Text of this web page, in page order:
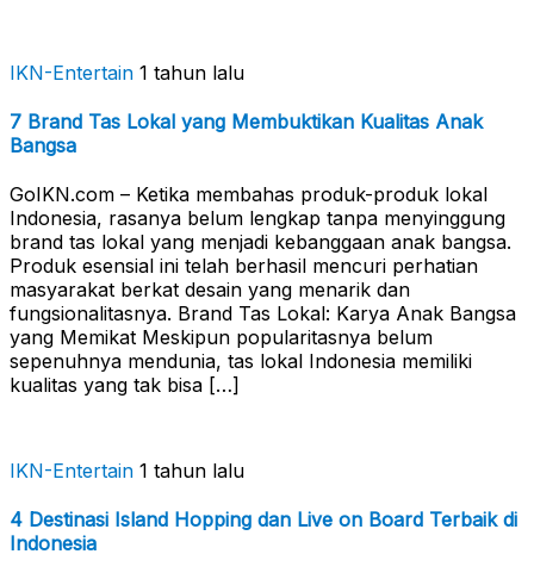
IKN-Entertain 1 tahun lalu
7 Brand Tas Lokal yang Membuktikan Kualitas Anak
Bangsa
GoIKN.com – Ketika membahas produk-produk lokal
Indonesia, rasanya belum lengkap tanpa menyinggung
brand tas lokal yang menjadi kebanggaan anak bangsa.
Produk esensial ini telah berhasil mencuri perhatian
masyarakat berkat desain yang menarik dan
fungsionalitasnya. Brand Tas Lokal: Karya Anak Bangsa
yang Memikat Meskipun popularitasnya belum
sepenuhnya mendunia, tas lokal Indonesia memiliki
kualitas yang tak bisa […]
IKN-Entertain 1 tahun lalu
4 Destinasi Island Hopping dan Live on Board Terbaik di
Indonesia